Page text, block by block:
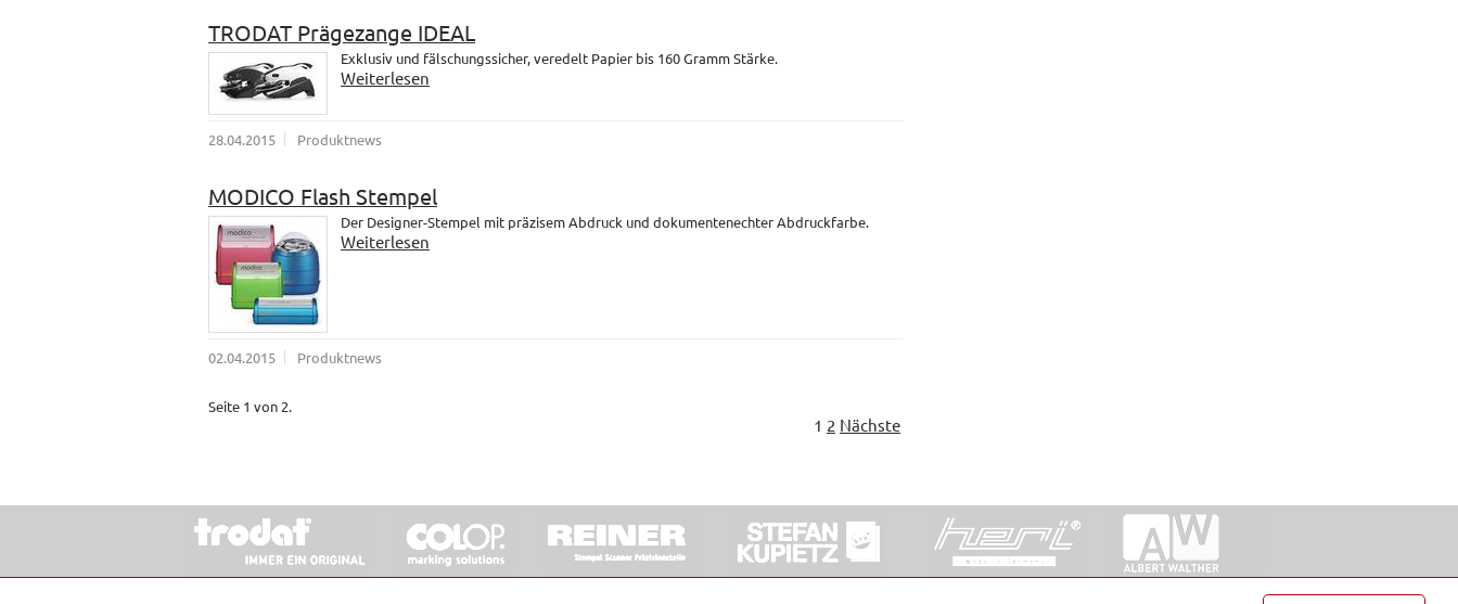
TRODAT Prägezange IDEAL
Exklusiv und fälschungssicher, veredelt Papier bis 160 Gramm Stärke.
Weiterlesen
28.04.2015 Produktnews
MODICO Flash Stempel
Der Designer-Stempel mit präzisem Abdruck und dokumentenechter Abdruckfarbe.
Weiterlesen
02.04.2015 Produktnews
Seite 1 von 2.
1 2 Nächste